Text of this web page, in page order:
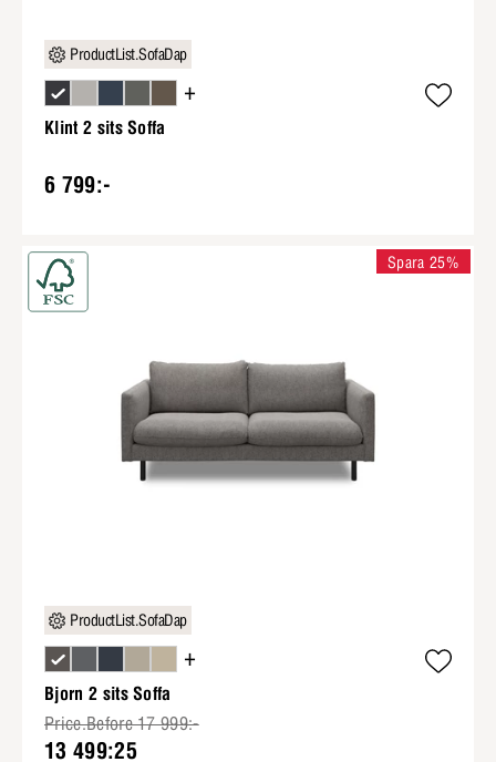
ProductList.SofaDap
+
Klint 2 sits Soffa
6 799:-
ProductList.SofaDap
+
Bjorn 2 sits Soffa
Price.Before 17 999:-
13 499:25
Spara 25%